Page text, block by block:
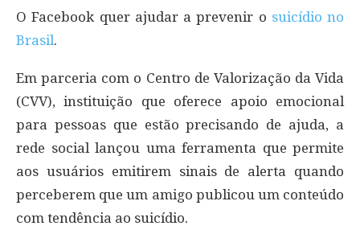
O Facebook quer ajudar a prevenir o suicídio no
Brasil.
Em parceria com o Centro de Valorização da Vida
(CVV), instituição que oferece apoio emocional
para pessoas que estão precisando de ajuda, a
rede social lançou uma ferramenta que permite
aos usuários emitirem sinais de alerta quando
perceberem que um amigo publicou um conteúdo
com tendência ao suicídio.